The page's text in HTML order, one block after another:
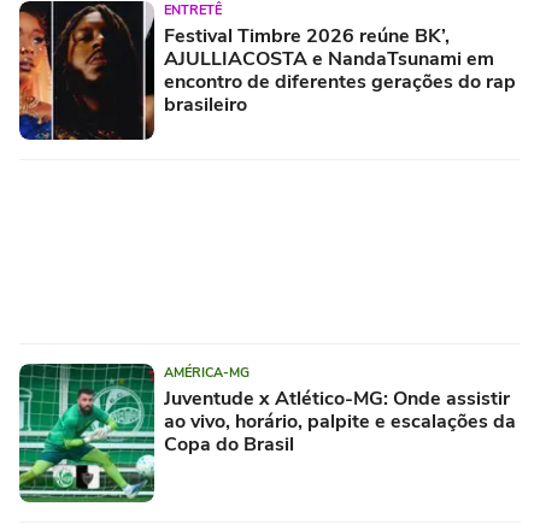
ENTRETÊ
Festival Timbre 2026 reúne BK’,
AJULLIACOSTA e NandaTsunami em
encontro de diferentes gerações do rap
brasileiro
AMÉRICA-MG
Juventude x Atlético-MG: Onde assistir
ao vivo, horário, palpite e escalações da
Copa do Brasil